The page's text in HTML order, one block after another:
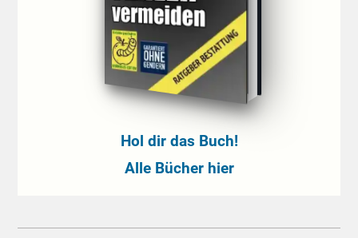
Hol dir das Buch!
Alle Bücher hier